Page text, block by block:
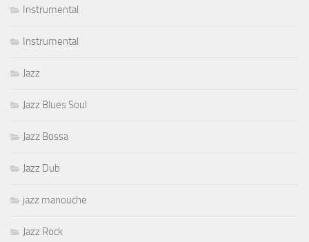
Instrumental
Instrumental
Jazz
Jazz Blues Soul
Jazz Bossa
Jazz Dub
jazz manouche
Jazz Rock